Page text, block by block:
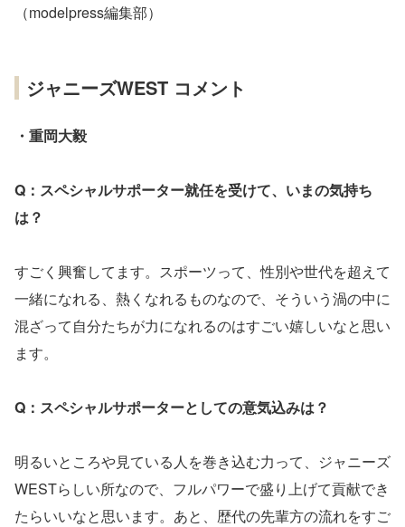
（modelpress編集部）
ジャニーズWEST コメント
・重岡大毅
Q：スペシャルサポーター就任を受けて、いまの気持ち
は？
すごく興奮してます。スポーツって、性別や世代を超えて
一緒になれる、熱くなれるものなので、そういう渦の中に
混ざって自分たちが力になれるのはすごい嬉しいなと思い
ます。
Q：スペシャルサポーターとしての意気込みは？
明るいところや見ている人を巻き込む力って、ジャニーズ
WESTらしい所なので、フルパワーで盛り上げて貢献でき
たらいいなと思います。あと、歴代の先輩方の流れをすご